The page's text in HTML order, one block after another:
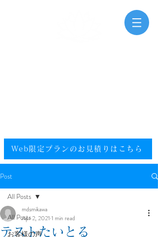
Web限定プランのお見積りはこちら​
Post
All Posts
お客様の声
All Posts
テストたいとる
mdsmikawa
Apr 2, 2021 1 min read